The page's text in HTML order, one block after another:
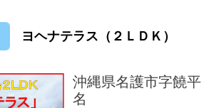
ヨヘナテラス（２ＬＤＫ）
沖縄県名護市字饒平
名